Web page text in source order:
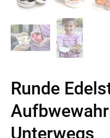
Runde
Unterwegs